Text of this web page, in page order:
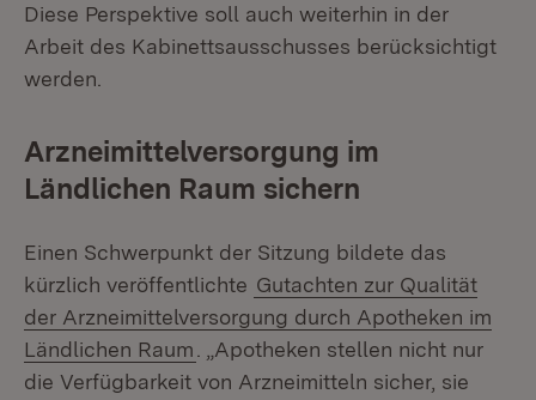
Diese Perspektive soll auch weiterhin in der
Arbeit des Kabinettsausschusses berücksichtigt
werden.
Arzneimittelversorgung im
Ländlichen Raum sichern
Einen Schwerpunkt der Sitzung bildete das
kürzlich veröffentlichte Gutachten zur Qualität
der Arzneimittelversorgung durch Apotheken im
Ländlichen Raum
. „Apotheken stellen nicht nur
die Verfügbarkeit von Arzneimitteln sicher, sie